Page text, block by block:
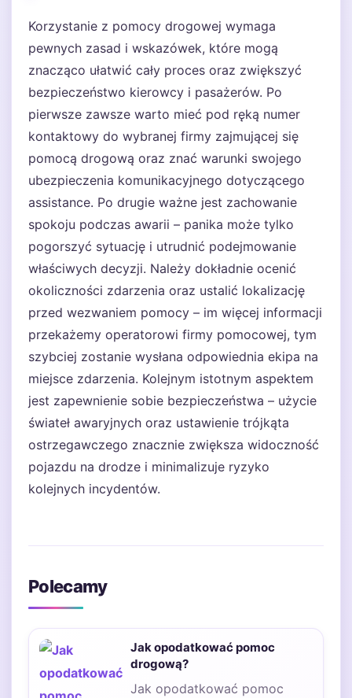
Korzystanie z pomocy drogowej wymaga
pewnych zasad i wskazówek, które mogą
znacząco ułatwić cały proces oraz zwiększyć
bezpieczeństwo kierowcy i pasażerów. Po
pierwsze zawsze warto mieć pod ręką numer
kontaktowy do wybranej firmy zajmującej się
pomocą drogową oraz znać warunki swojego
ubezpieczenia komunikacyjnego dotyczącego
assistance. Po drugie ważne jest zachowanie
spokoju podczas awarii – panika może tylko
pogorszyć sytuację i utrudnić podejmowanie
właściwych decyzji. Należy dokładnie ocenić
okoliczności zdarzenia oraz ustalić lokalizację
przed wezwaniem pomocy – im więcej informacji
przekażemy operatorowi firmy pomocowej, tym
szybciej zostanie wysłana odpowiednia ekipa na
miejsce zdarzenia. Kolejnym istotnym aspektem
jest zapewnienie sobie bezpieczeństwa – użycie
świateł awaryjnych oraz ustawienie trójkąta
ostrzegawczego znacznie zwiększa widoczność
pojazdu na drodze i minimalizuje ryzyko
kolejnych incydentów.
Polecamy
Jak opodatkować pomoc
drogową?
Jak opodatkować pomoc